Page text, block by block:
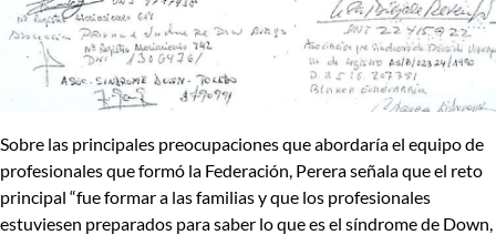
Sobre las principales preocupacionesque abordaría el equipo de
profesionales que formó la Federación, Perera señala que el reto
principal “fueformar a las familias y que los profesionales
estuviesen preparados para saber lo que es el síndrome de Down,